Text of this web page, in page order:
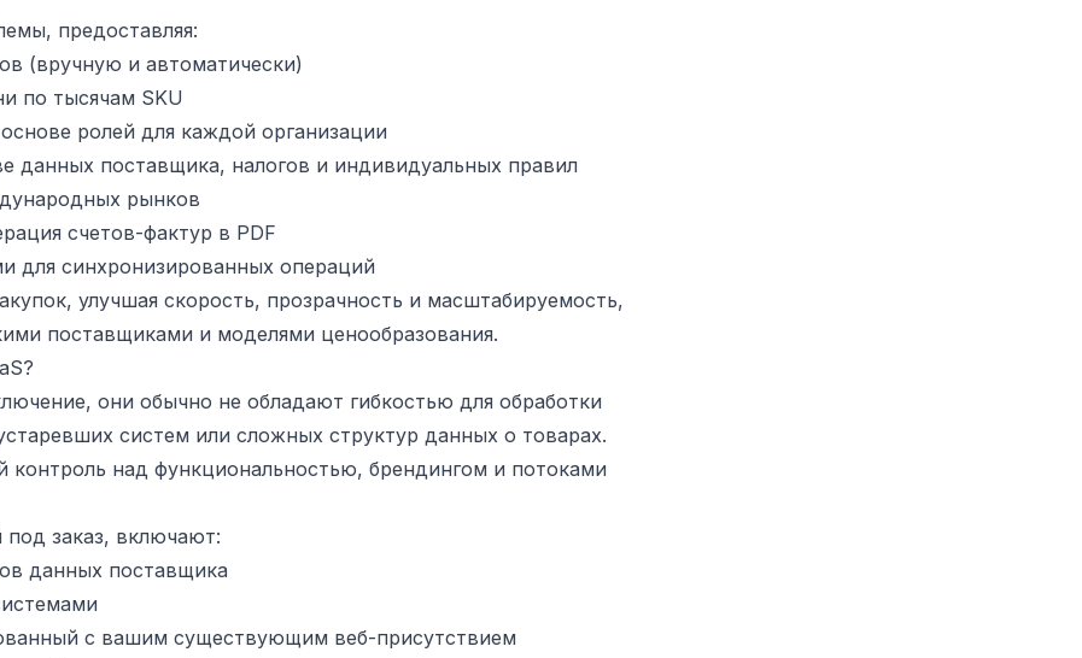
предоставляя:
(вручную и автоматически)
по тысячам SKU
ролей для каждой организации
данных поставщика, налогов и индивидуальных правил
рынков
счетов-фактур в PDF
для синхронизированных операций
улучшая скорость, прозрачность и масштабируемость,
поставщиками и моделями ценообразования.
они обычно не обладают гибкостью для обработки
систем или сложных структур данных о товарах.
над функциональностью, брендингом и потоками
заказ, включают:
данных поставщика
с вашим существующим веб-присутствием